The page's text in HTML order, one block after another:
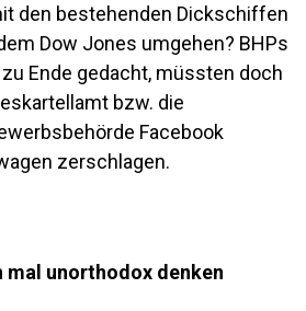
den bestehenden Dickschiffen
Dow Jones umgehen? BHPs
Ende gedacht, müssten doch
bzw. die
Facebook
zerschlagen.
mal unorthodox denken